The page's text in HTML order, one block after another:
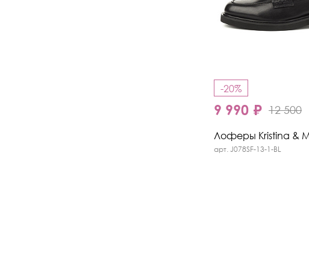
-20%
9 990 ₽ 12 500
Лоферы Kristina &
арт. J078SF-13-1-BL